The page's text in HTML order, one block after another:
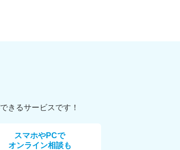
きるサービスです！
スマホやPCで
オンライン相談も